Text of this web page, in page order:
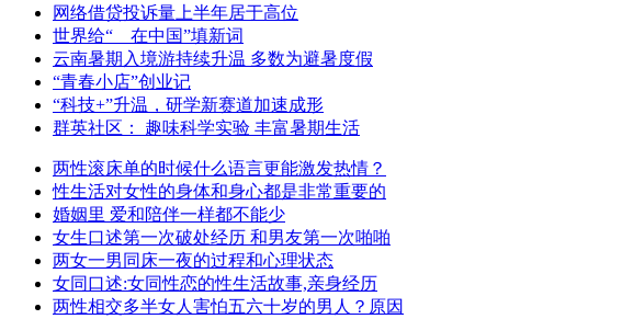
网络借贷投诉量上半年居于高位
世界给“__在中国”填新词
云南暑期入境游持续升温 多数为避暑度假
“青春小店”创业记
“科技+”升温，研学新赛道加速成形
群英社区： 趣味科学实验 丰富暑期生活
两性滚床单的时候什么语言更能激发热情？
性生活对女性的身体和身心都是非常重要的
婚姻里 爱和陪伴一样都不能少
女生口述第一次破处经历 和男友第一次啪啪
两女一男同床一夜的过程和心理状态
女同口述:女同性恋的性生活故事,亲身经历
两性相交多半女人害怕五六十岁的男人？原因